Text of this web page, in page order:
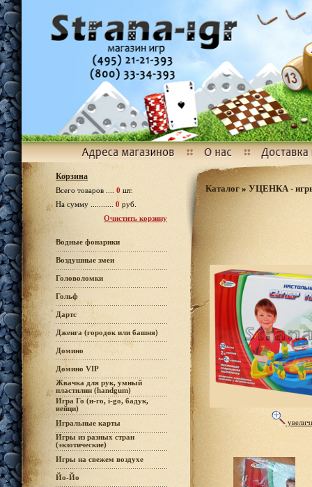
Корзина
Всего товаров .... 0 шт.
На сумму ........... 0 руб.
Очистить корзину
Водные фонарики
Воздушные змеи
Головоломки
Гольф
Дартс
Дженга (городок или башня)
Домино
Домино VIP
Жвачка для рук, умный
пластилин (handgum)
Игра Го (и-го, i-go, бадук,
вейци)
Игральные карты
Игры из разных стран
(экзотические)
Игры на свежем воздухе
Йо-Йо
Каталог»УЦЕНКА -